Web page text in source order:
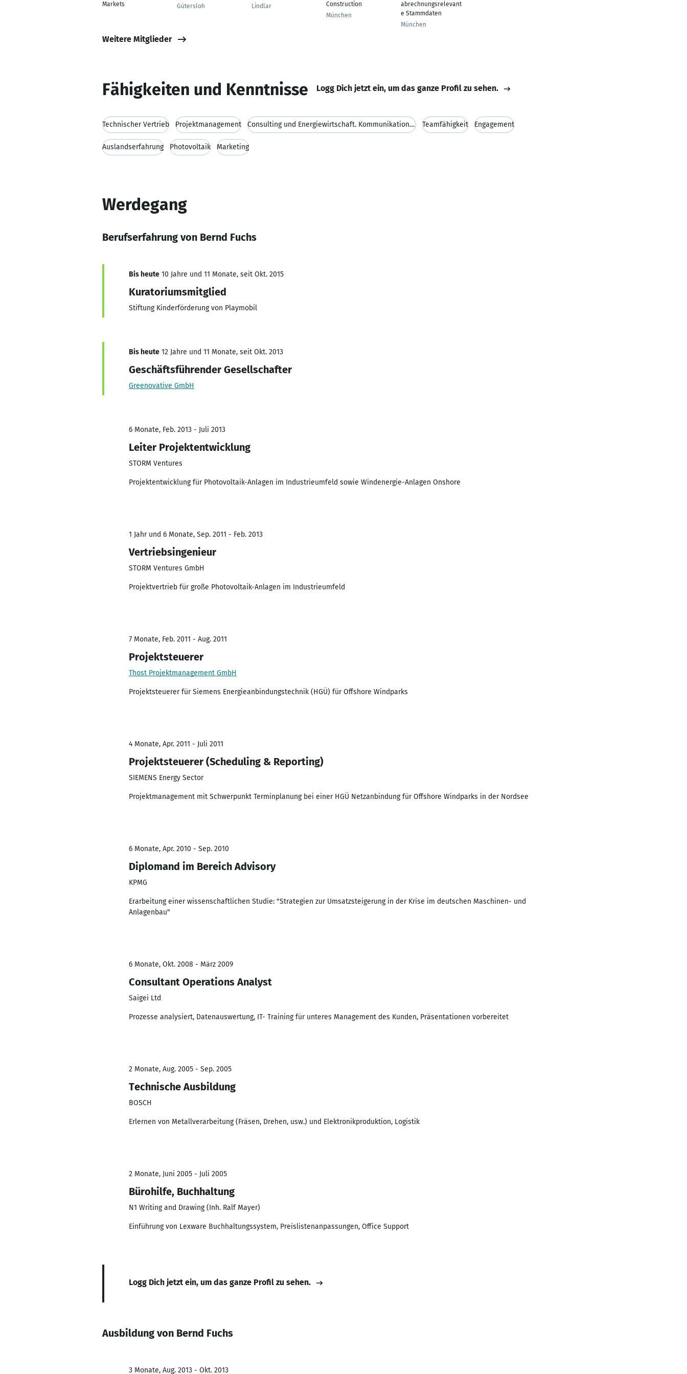
Markets Gütersloh Lindlar
Construction
München
abrechnungsrelevant
e Stammdaten
München
Weitere Mitglieder
Fähigkeiten und Kenntnisse Logg Dich jetzt ein, um das ganze Profil zu sehen.
Technischer Vertrieb Projektmanagement Consulting und Energiewirtschaft. Kommunikationss Teamfähigkeit Engagement
Auslandserfahrung Photovoltaik Marketing
Werdegang
Berufserfahrung von Bernd Fuchs
Bis heute 10 Jahre und 11 Monate, seit Okt. 2015
Kuratoriumsmitglied
Stiftung Kinderförderung von Playmobil
Bis heute 12 Jahre und 11 Monate, seit Okt. 2013
Geschäftsführender Gesellschafter
Greenovative GmbH
6 Monate, Feb. 2013 - Juli 2013
Leiter Projektentwicklung
STORM Ventures
Projektentwicklung für Photovoltaik-Anlagen im Industrieumfeld sowie Windenergie-Anlagen Onshore
1 Jahr und 6 Monate, Sep. 2011 - Feb. 2013
Vertriebsingenieur
STORM Ventures GmbH
Projektvertrieb für große Photovoltaik-Anlagen im Industrieumfeld
7 Monate, Feb. 2011 - Aug. 2011
Projektsteuerer
Thost Projektmanagement GmbH
Projektsteuerer für Siemens Energieanbindungstechnik (HGÜ) für Offshore Windparks
4 Monate, Apr. 2011 - Juli 2011
Projektsteuerer (Scheduling & Reporting)
SIEMENS Energy Sector
Projektmanagement mit Schwerpunkt Terminplanung bei einer HGÜ Netzanbindung für Offshore Windparks in der Nordsee
6 Monate, Apr. 2010 - Sep. 2010
Diplomand im Bereich Advisory
KPMG
Erarbeitung einer wissenschaftlichen Studie: "Strategien zur Umsatzsteigerung in der Krise im deutschen Maschinen- und
Anlagenbau"
6 Monate, Okt. 2008 - März 2009
Consultant Operations Analyst
Saigei Ltd
Prozesse analysiert, Datenauswertung, IT- Training für unteres Management des Kunden, Präsentationen vorbereitet
2 Monate, Aug. 2005 - Sep. 2005
Technische Ausbildung
BOSCH
Erlernen von Metallverarbeitung (Fräsen, Drehen, usw.) und Elektronikproduktion, Logistik
2 Monate, Juni 2005 - Juli 2005
Bürohilfe, Buchhaltung
N1 Writing and Drawing (Inh. Ralf Mayer)
Einführung von Lexware Buchhaltungssystem, Preislistenanpassungen, Office Support
Logg Dich jetzt ein, um das ganze Profil zu sehen.
Ausbildung von Bernd Fuchs
3 Monate, Aug. 2013 - Okt. 2013